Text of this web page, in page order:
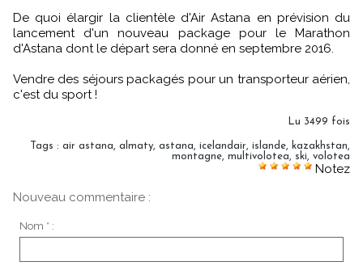
De quoi élargir la clientèle d'Air Astana en prévision du
lancement d'un nouveau package pour le Marathon
d'Astana dont le départ sera donné en septembre 2016.
Vendre des séjours packagés pour un transporteur aérien,
c'est du sport !
Lu 3499 fois
Tags : air astana, almaty, astana, icelandair, islande, kazakhstan,
montagne, multivolotea, ski, volotea
Notez
Nouveau commentaire :
Nom * :